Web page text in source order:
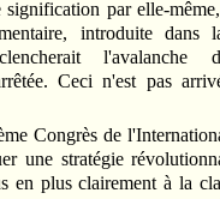
signification par elle-
introduite dans
Ceci n'est pas
Congrès de
une stratégie
en plus clairement à la